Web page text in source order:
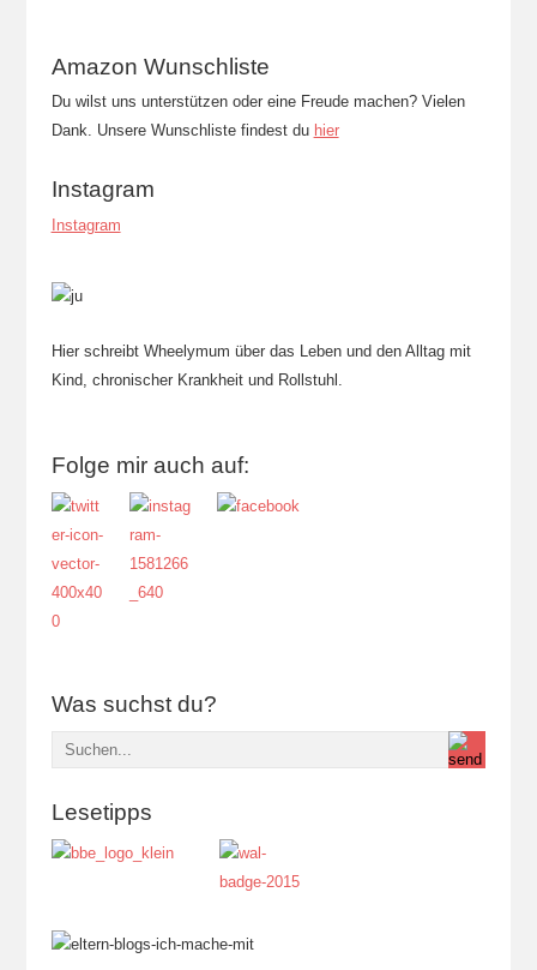
Amazon Wunschliste
Du wilst uns unterstützen oder eine Freude machen? Vielen
Dank. Unsere Wunschliste findest du hier
Instagram
Instagram
Hier schreibt Wheelymum über das Leben und den Alltag mit
Kind, chronischer Krankheit und Rollstuhl.
Folge mir auch auf:
Was suchst du?
Lesetipps